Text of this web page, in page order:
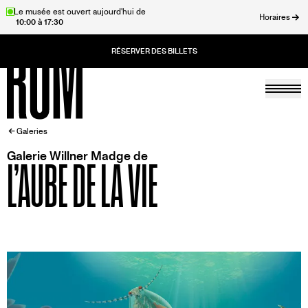
AllerLe musée est ouvert aujourd'hui de
10:00 à 17:30
Horaires
Accueil
FIL
D'ARIANE
Galeries
Galerie Willner Madge de
L’AUBE DE LA VIE